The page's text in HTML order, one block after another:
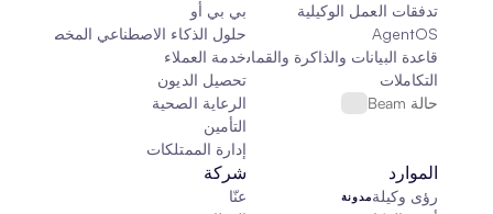
تدفقات العمل الوكيلية
AgentOS
قاعدة البيانات والذاكرة والقماش
التكاملات
حالة Beam
بي بي أو
حلول الذكاء الاصطناعي المخصصة
خدمة العملاء
تحصيل الديون
الرعاية الصحية
التأمين
إدارة الممتلكات
الموارد
رؤى وكيلةمدونة
شركة
عنّا